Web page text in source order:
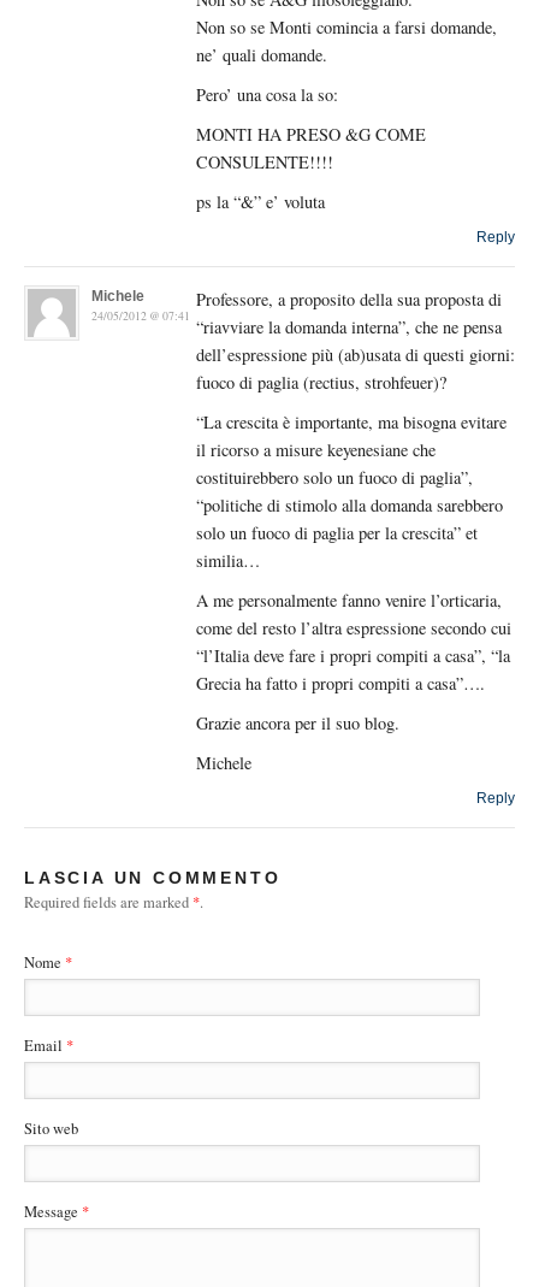
Non so se Monti comincia a farsi domande,
ne’ quali domande.
Pero’ una cosa la so:
MONTI HA PRESO &G COME
CONSULENTE!!!!
ps la “&” e’ voluta
Reply
Michele
24/05/2012 @ 07:41
Professore, a proposito della sua proposta di
“riavviare la domanda interna”, che ne pensa
dell’espressione più (ab)usata di questi giorni:
fuoco di paglia (rectius, strohfeuer)?
“La crescita è importante, ma bisogna evitare
il ricorso a misure keyenesiane che
costituirebbero solo un fuoco di paglia”,
“politiche di stimolo alla domanda sarebbero
solo un fuoco di paglia per la crescita” et
similia…
A me personalmente fanno venire l’orticaria,
come del resto l’altra espressione secondo cui
“l’Italia deve fare i propri compiti a casa”, “la
Grecia ha fatto i propri compiti a casa”….
Grazie ancora per il suo blog.
Michele
Reply
LASCIA UN COMMENTO
Required fields are marked *.
Nome *
Email *
Sito web
Message *